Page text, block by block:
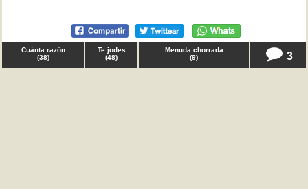
Cuánta razón
(38)
Te jodes
(48)
Menuda chorrada
(9) 3